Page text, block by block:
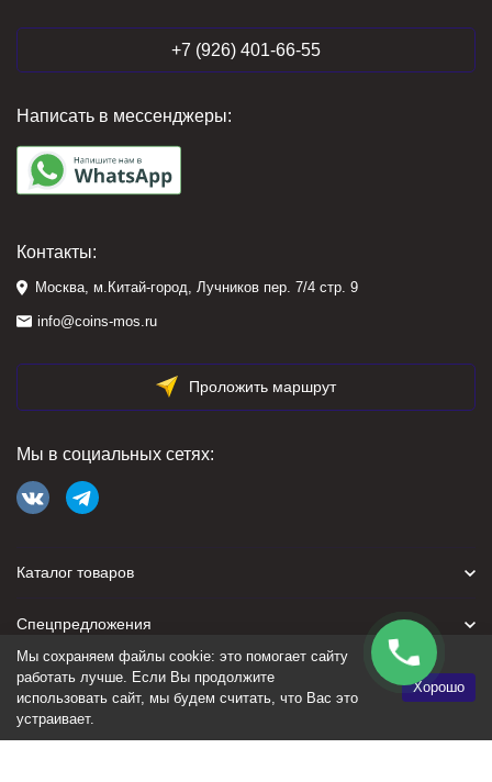
+7 (926) 401-66-55
Написать в мессенджеры:
Контакты:
Москва, м.Китай-город, Лучников пер. 7/4 стр. 9
info@coins-mos.ru
Проложить маршрут
Мы в социальных сетях:
Каталог товаров
Спецпредложения
Для покупателя
Политика персональных данных
Мы сохраняем файлы cookie: это помогает сайту
работать лучше. Если Вы продолжите
использовать сайт, мы будем считать, что Вас это
устраивает.
Хорошо